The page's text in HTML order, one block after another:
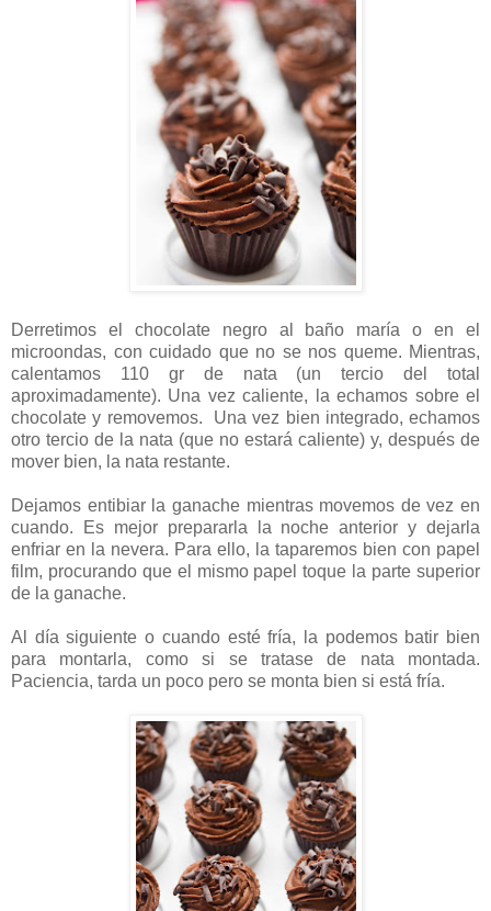
Derretimos el chocolate negro al baño maría o en el
microondas, con cuidado que no se nos queme. Mientras,
calentamos 110 gr de nata (un tercio del total
aproximadamente). Una vez caliente, la echamos sobre el
chocolate y removemos.
Una vez bien integrado, echamos
otro tercio de la nata (que no estará caliente) y, después de
mover bien, la nata restante.
Dejamos entibiar la ganache mientras movemos de vez en
cuando. Es mejor prepararla la noche anterior y dejarla
enfriar en la nevera. Para ello, la taparemos bien con papel
film, procurando que el mismo papel toque la parte superior
de la ganache.
Al día siguiente o cuando esté fría, la podemos batir bien
para montarla, como si se tratase de nata montada.
Paciencia, tarda un poco pero se monta bien si está fría.